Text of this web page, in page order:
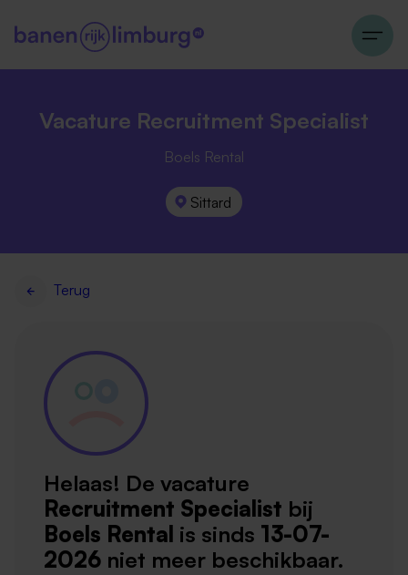
Vacature Recruitment Specialist
Boels Rental
Sittard
Terug
Helaas! De vacature
Recruitment Specialist bij
Boels Rental is sinds 13-07-
2026 niet meer beschikbaar.